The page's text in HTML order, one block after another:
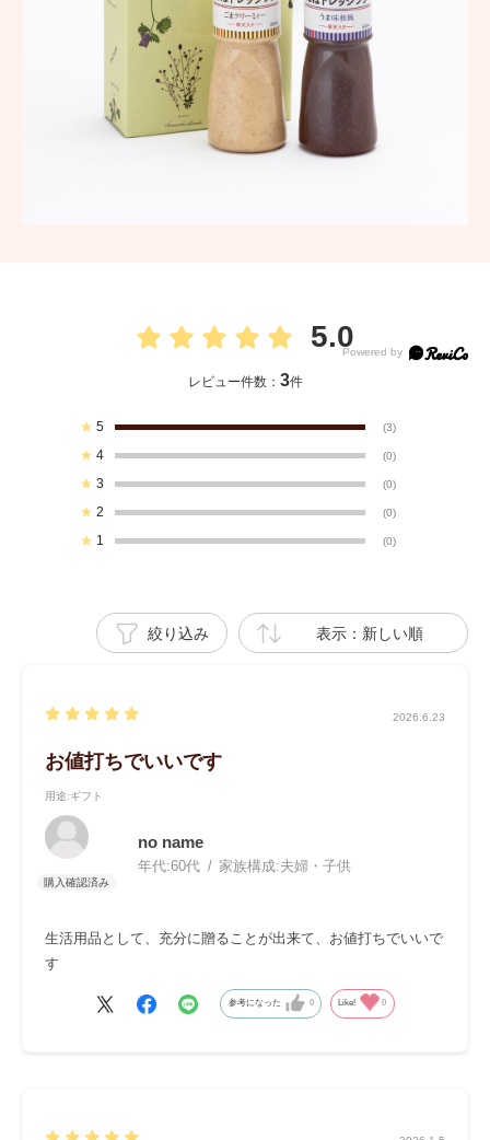
5.0
レビュー件数： 3件
★ 5 (3)
★ 4 (0)
★ 3 (0)
★ 2 (0)
★ 1 (0)
絞り込み 表示：新しい順
2026.6.23
お値打ちでいいです
用途:ギフト
no name
年代:60代 家族構成:夫婦・子供
生活用品として、充分に贈ることが出来て、お値打ちでいいで
す
参考になった 0 Like! 0